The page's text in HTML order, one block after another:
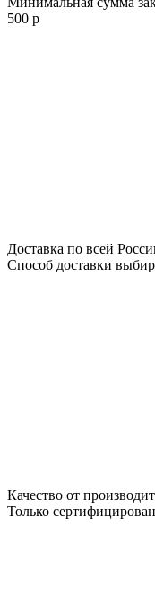
500 р
Доставка по всей
Способ доставки
Качество от
Только